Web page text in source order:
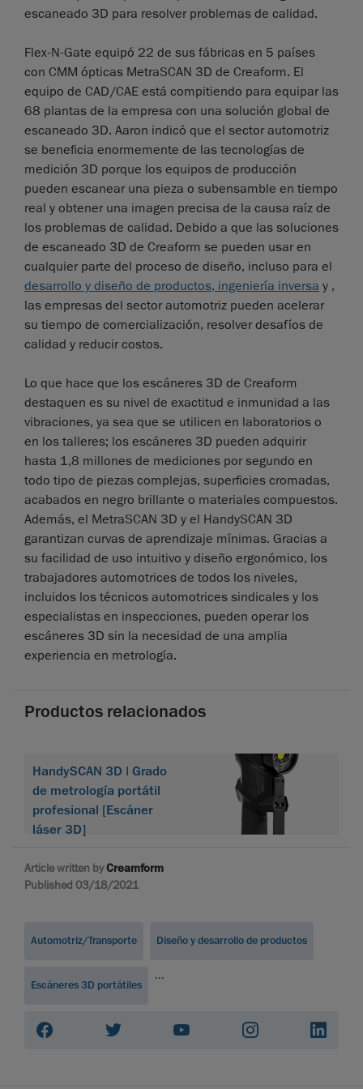
escaneado 3D para resolver problemas de calidad.
Flex-N-Gate equipó 22 de sus fábricas en 5 países
con CMM ópticas MetraSCAN 3D de Creaform. El
equipo de CAD/CAE está compitiendo para equipar las
68 plantas de la empresa con una solución global de
escaneado 3D. Aaron indicó que el sector automotriz
se beneficia enormemente de las tecnologías de
medición 3D porque los equipos de producción
pueden escanear una pieza o subensamble en tiempo
real y obtener una imagen precisa de la causa raíz de
los problemas de calidad. Debido a que las soluciones
de escaneado 3D de Creaform se pueden usar en
cualquier parte del proceso de diseño, incluso para el
desarrollo y diseño de productos, ingeniería inversa y ,
las empresas del sector automotriz pueden acelerar
su tiempo de comercialización, resolver desafíos de
calidad y reducir costos.
Lo que hace que los escáneres 3D de Creaform
destaquen es su nivel de exactitud e inmunidad a las
vibraciones, ya sea que se utilicen en laboratorios o
en los talleres; los escáneres 3D pueden adquirir
hasta 1,8 millones de mediciones por segundo en
todo tipo de piezas complejas, superficies cromadas,
acabados en negro brillante o materiales compuestos.
Además, el MetraSCAN 3D y el HandySCAN 3D
garantizan curvas de aprendizaje mínimas. Gracias a
su facilidad de uso intuitivo y diseño ergonómico, los
trabajadores automotrices de todos los niveles,
incluidos los técnicos automotrices sindicales y los
especialistas en inspecciones, pueden operar los
escáneres 3D sin la necesidad de una amplia
experiencia en metrología.
Productos relacionados
HandySCAN 3D | Grado
de metrología portátil
profesional [Escáner
láser 3D]
Article written byCreamform
Published 03/18/2021
Automotriz/Transporte Diseño y desarrollo de productos
Escáneres 3D portátiles
...